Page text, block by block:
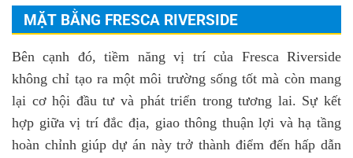
MẶT BẰNG FRESCA RIVERSIDE
Bên cạnh đó, tiềm năng vị trí của Fresca Riverside
không chỉ tạo ra một môi trường sống tốt mà còn mang
lại cơ hội đầu tư và phát triển trong tương lai. Sự kết
hợp giữa vị trí đắc địa, giao thông thuận lợi và hạ tầng
hoàn chỉnh giúp dự án này trở thành điểm đến hấp dẫn